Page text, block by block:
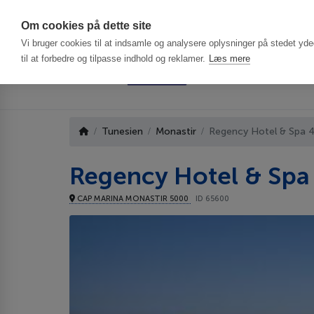
Om cookies på dette site
Vi bruger cookies til at indsamle og analysere oplysninger på stedet
til at forbedre og tilpasse indhold og reklamer. Læs mere
Tunesien Monastir Regency Hotel & Spa
Regency Hotel & Spa
CAP MARINA MONASTIR 5000 ID 65600